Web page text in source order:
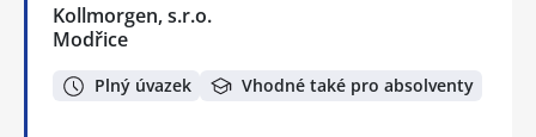
Kollmorgen, s.r.o.
Modřice
Plný úvazek Vhodné také pro absolventy